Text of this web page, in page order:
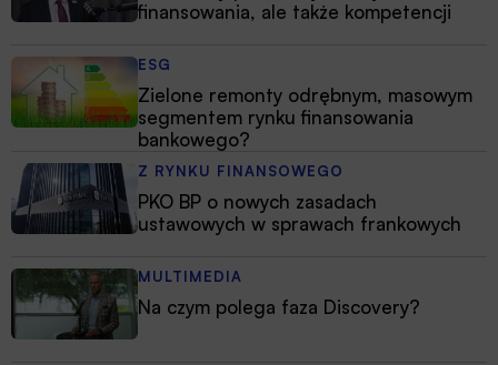
finansowania, ale także kompetencji
ESG
Zielone remonty odrębnym, masowym
segmentem rynku finansowania
bankowego?
Z RYNKU FINANSOWEGO
PKO BP o nowych zasadach
ustawowych w sprawach frankowych
MULTIMEDIA
Na czym polega faza Discovery?